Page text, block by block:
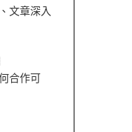
文章深入
合作可